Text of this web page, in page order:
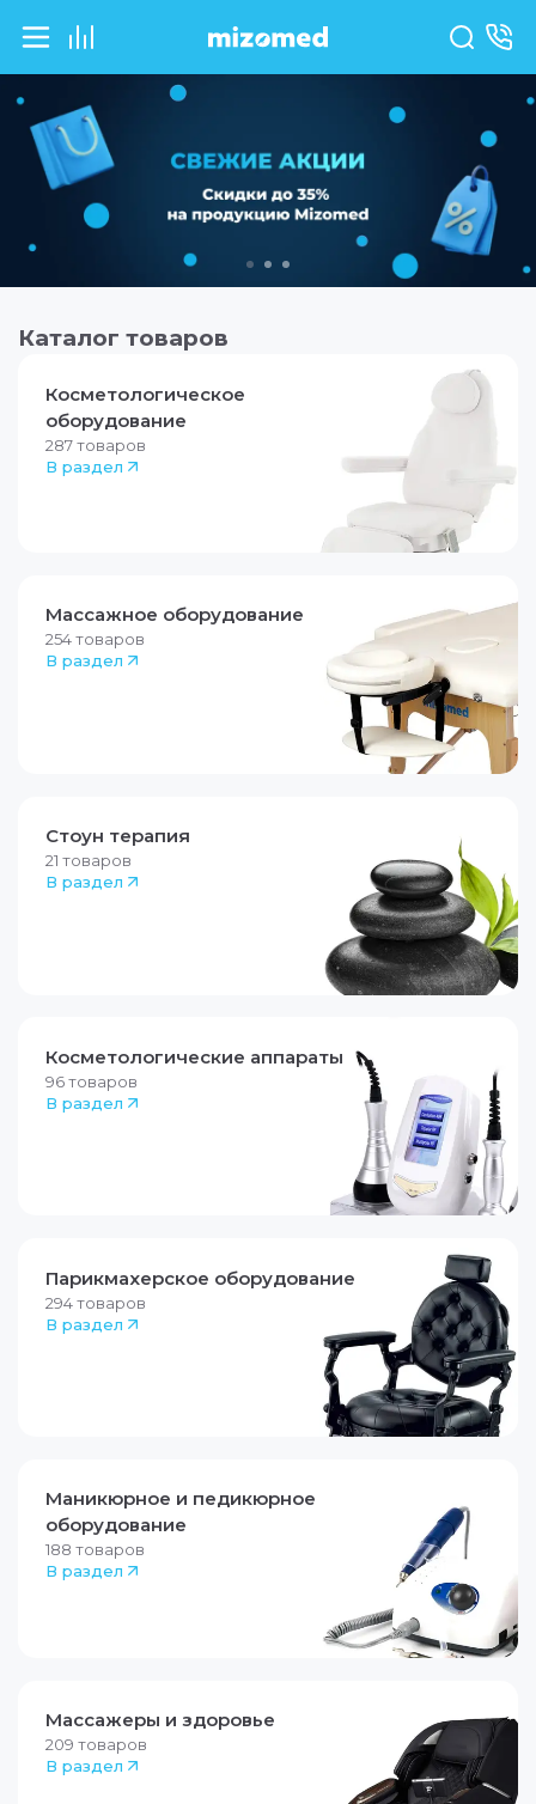
НАШ
Каталог товаров
Косметологическое
оборудование
287товаров
В раздел
Массажное оборудование
254товаров
В раздел
Стоун терапия
21 товаров
В раздел
Косметологические аппараты
96товаров
В раздел
Парикмахерское оборудование
294товаров
В раздел
Маникюрное и педикюрное
оборудование
188 товаров
В раздел
Массажеры и здоровье
209 товаров
В раздел